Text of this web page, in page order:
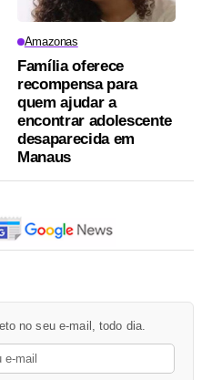
Amazonas
Família oferece
recompensa para
quem ajudar a
encontrar adolescente
desaparecida em
Manaus
no seu e-mail, todo dia.